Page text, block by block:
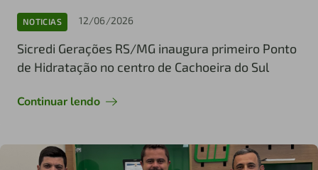
NOTICIAS 12/06/2026
Sicredi Gerações RS/MG inaugura primeiro Ponto
de Hidratação no centro de Cachoeira do Sul
Continuar lendo